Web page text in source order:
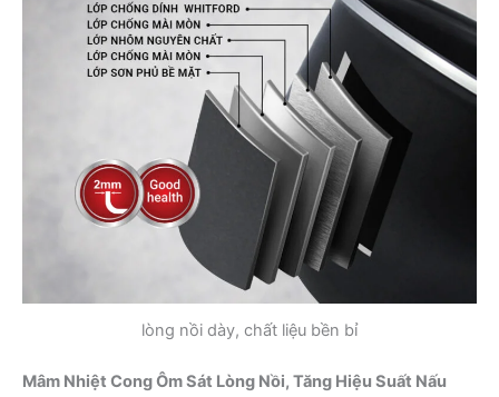
lòng nồi dày, chất liệu bền bỉ
Mâm Nhiệt Cong Ôm Sát Lòng Nồi, Tăng Hiệu Suất Nấu